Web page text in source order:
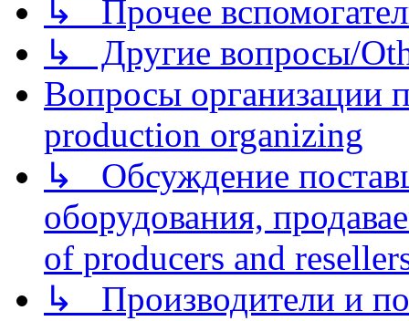
↳ Прочее
↳ Другие вопросы/
Вопросы организации
production organizing
↳ Обсуждение
оборудования,
of producers and
↳ Производители и